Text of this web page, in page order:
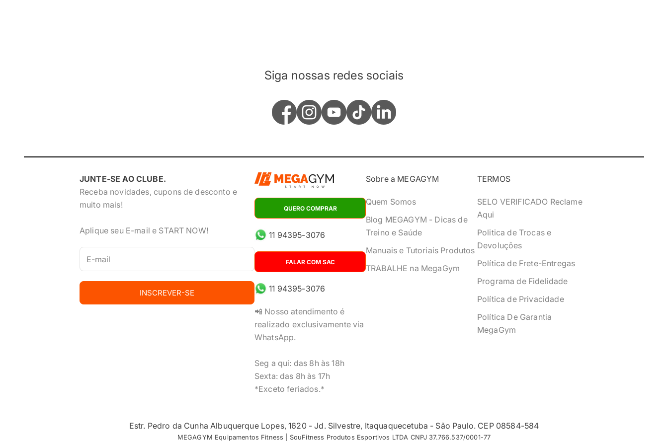
Siga nossas redes sociais
JUNTE-SE AO CLUBE.
Receba novidades, cupons de desconto e
muito mais!
Aplique seu E-mail e START NOW!
INSCREVER-SE
QUERO COMPRAR
11 94395-3076
FALAR COM SAC
11 94395-3076
📲 Nosso atendimento é
realizado exclusivamente via
WhatsApp.
Seg a qui: das 8h às 18h
Sexta: das 8h às 17h
*Exceto feriados.*
Sobre a MEGAGYM
Quem Somos
Blog MEGAGYM - Dicas de
Treino e Saúde
Manuais e Tutoriais Produtos
TRABALHE na MegaGym
TERMOS
SELO VERIFICADO Reclame
Aqui
Politica de Trocas e
Devoluções
Política de Frete-Entregas
Programa de Fidelidade
Política de Privacidade
Política De Garantia
MegaGym
Estr. Pedro da Cunha Albuquerque Lopes, 1620 - Jd. Silvestre, Itaquaquecetuba - São Paulo. CEP 08584-584
MEGAGYM Equipamentos Fitness | SouFitness Produtos Esportivos LTDA CNPJ 37.766.537/0001-77